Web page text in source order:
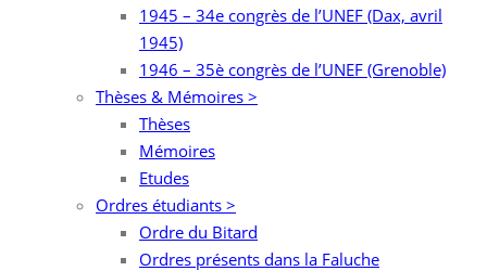
1945 – 34e congrès de l’UNEF (Dax, avril
1945)
1946 – 35è congrès de l’UNEF (Grenoble)
Thèses & Mémoires >
Thèses
Mémoires
Etudes
Ordres étudiants >
Ordre du Bitard
Ordres présents dans la Faluche